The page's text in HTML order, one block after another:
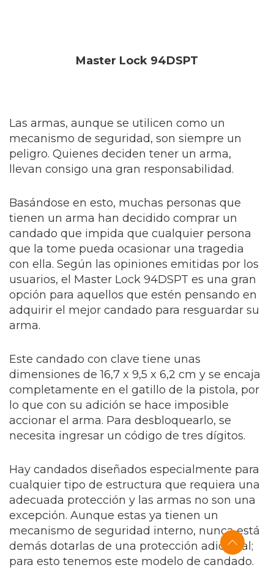
Master Lock 94DSPT
Las armas, aunque se utilicen como un
mecanismo de seguridad, son siempre un
peligro. Quienes deciden tener un arma,
llevan consigo una gran responsabilidad.
Basándose en esto, muchas personas que
tienen un arma han decidido comprar un
candado que impida que cualquier persona
que la tome pueda ocasionar una tragedia
con ella. Según las opiniones emitidas por los
usuarios, el Master Lock 94DSPT es una gran
opción para aquellos que estén pensando en
adquirir el mejor candado para resguardar su
arma.
Este candado con clave tiene unas
dimensiones de 16,7 x 9,5 x 6,2 cm y se encaja
completamente en el gatillo de la pistola, por
lo que con su adición se hace imposible
accionar el arma. Para desbloquearlo, se
necesita ingresar un código de tres dígitos.
Hay candados diseñados especialmente para
cualquier tipo de estructura que requiera una
adecuada protección y las armas no son una
excepción. Aunque estas ya tienen un
mecanismo de seguridad interno, nunca está
demás dotarlas de una protección adicional;
para esto tenemos este modelo de candado.